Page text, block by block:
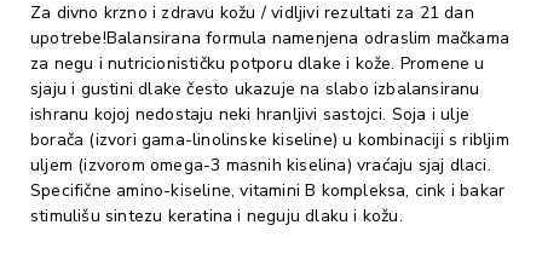
Za divno krzno i zdravu kožu / vidljivi rezultati za 21 dan
upotrebe!Balansirana formula namenjena odraslim mačkama
za negu i nutricionističku potporu dlake i kože. Promene u
sjaju i gustini dlake često ukazuje na slabo izbalansiranu
ishranu kojoj nedostaju neki hranljivi sastojci. Soja i ulje
borača (izvori gama-linolinske kiseline) u kombinaciji s ribljim
uljem (izvorom omega-3 masnih kiselina) vraćaju sjaj dlaci.
Specifične amino-kiseline, vitamini B kompleksa, cink i bakar
stimulišu sintezu keratina i neguju dlaku i kožu.